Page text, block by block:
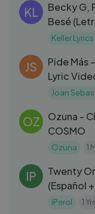
KL
Becky G,
Besé
Keller Lyrics
JS
Pide Más
Lyric
Joan
OZ
Ozuna -
COSMO
Ozuna 1
IP
Twenty
(Español
iPerol 1